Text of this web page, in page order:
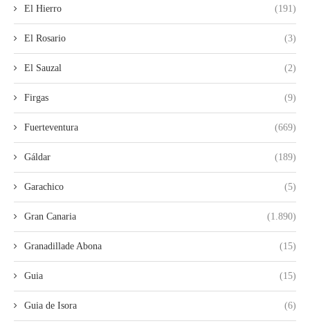
El Hierro (191)
El Rosario (3)
El Sauzal (2)
Firgas (9)
Fuerteventura (669)
Gáldar (189)
Garachico (5)
Gran Canaria (1.890)
Granadillade Abona (15)
Guia (15)
Guia de Isora (6)